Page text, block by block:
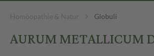
Homöopathie & Natur Globuli
AURUM METALLICUM